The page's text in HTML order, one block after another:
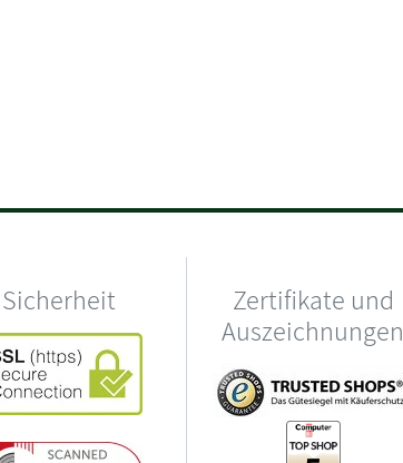
Sicherheit
Zertifikate und
Auszeichnungen